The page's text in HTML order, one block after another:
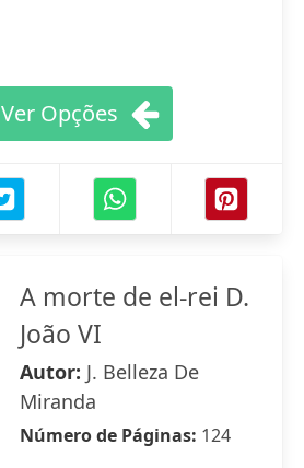
Ver Opções
A morte de el-rei D.
João VI
Autor: J. Belleza De
Miranda
Número de Páginas: 124